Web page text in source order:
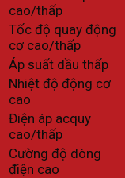
cao/thấp
Tốc độ quay động
cơ cao/thấp
Áp suất dầu thấp
Nhiệt độ động cơ
cao
Điện áp acquy
cao/thấp
Cường độ dòng
điện cao